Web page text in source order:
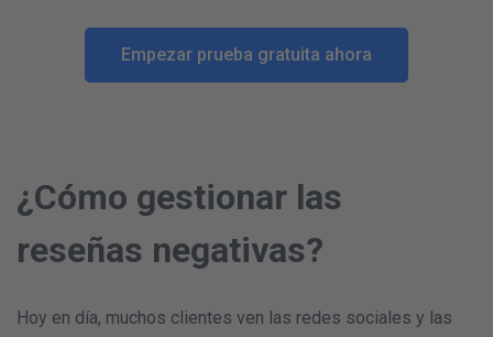
Empezar prueba gratuita ahora
¿Cómo gestionar las
reseñas negativas?
Hoy en día, muchos clientes ven las redes sociales y las